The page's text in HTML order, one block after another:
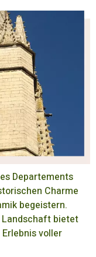
Departements
Charme
begeistern.
Landschaft bietet
voller